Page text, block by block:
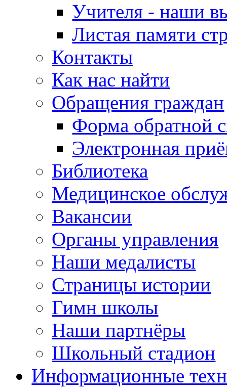
Учителя - наши
Листая памяти
Контакты
Как нас найти
Обращения граждан
Форма обратной
Электронная
Библиотека
Медицинское
Вакансии
Органы управления
Наши медалисты
Страницы истории
Гимн школы
Наши партнёры
Школьный стадион
Информационные